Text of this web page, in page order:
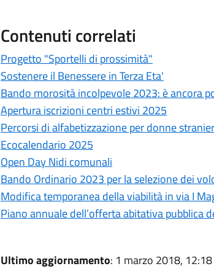
Contenuti correlati
Progetto "Sportelli di prossimità"
Sostenere il Benessere in Terza Eta'
Bando morosità incolpevole 2023: è ancora
Apertura iscrizioni centri estivi 2025
Percorsi di alfabetizzazione per donne
Ecocalendario 2025
Open Day Nidi comunali
Bando Ordinario 2023 per la selezione dei
Modifica temporanea della viabilità in via I
Piano annuale dell’offerta abitativa pubblica
Ultimo aggiornamento: 1 marzo 2018, 12:18